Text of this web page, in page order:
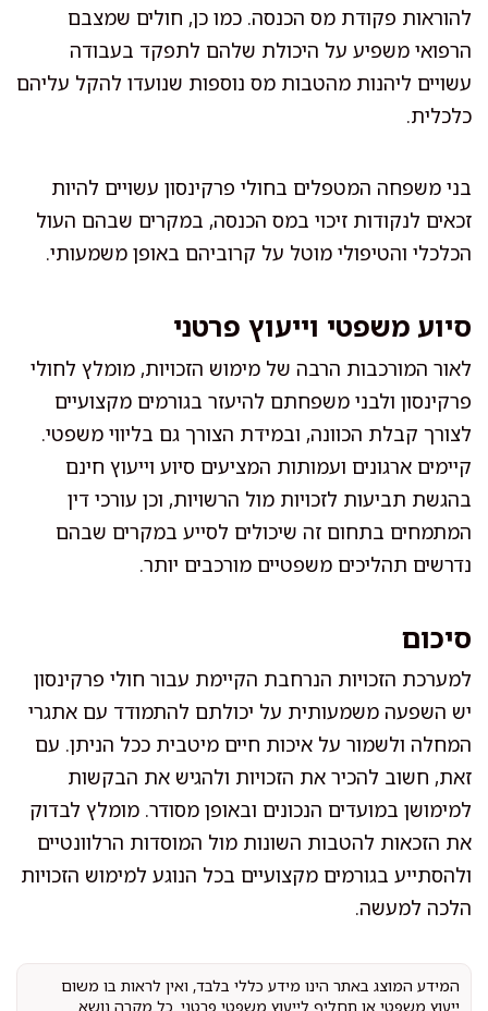
להוראות פקודת מס הכנסה. כמו כן, חולים שמצבם
הרפואי משפיע על היכולת שלהם לתפקד בעבודה
עשויים ליהנות מהטבות מס נוספות שנועדו להקל עליהם
כלכלית.
בני משפחה המטפלים בחולי פרקינסון עשויים להיות
זכאים לנקודות זיכוי במס הכנסה, במקרים שבהם העול
הכלכלי והטיפולי מוטל על קרוביהם באופן משמעותי.
סיוע משפטי וייעוץ פרטני
לאור המורכבות הרבה של מימוש הזכויות, מומלץ לחולי
פרקינסון ולבני משפחתם להיעזר בגורמים מקצועיים
לצורך קבלת הכוונה, ובמידת הצורך גם בליווי משפטי.
קיימים ארגונים ועמותות המציעים סיוע וייעוץ חינם
בהגשת תביעות לזכויות מול הרשויות, וכן עורכי דין
המתמחים בתחום זה שיכולים לסייע במקרים שבהם
נדרשים תהליכים משפטיים מורכבים יותר.
סיכום
למערכת הזכויות הנרחבת הקיימת עבור חולי פרקינסון
יש השפעה משמעותית על יכולתם להתמודד עם אתגרי
המחלה ולשמור על איכות חיים מיטבית ככל הניתן. עם
זאת, חשוב להכיר את הזכויות ולהגיש את הבקשות
למימושן במועדים הנכונים ובאופן מסודר. מומלץ לבדוק
את הזכאות להטבות השונות מול המוסדות הרלוונטיים
ולהסתייע בגורמים מקצועיים בכל הנוגע למימוש הזכויות
הלכה למעשה.
המידע המוצג באתר הינו מידע כללי בלבד, ואין לראות בו משום
ייעוץ משפטי או תחליף לייעוץ משפטי פרטני. כל מקרה נושא